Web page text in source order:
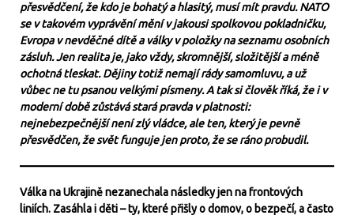
přesvědčení, že kdo je bohatý a hlasitý, musí mít pravdu. NATO
se v takovém vyprávění mění v jakousi spolkovou pokladničku,
Evropa v nevděčné dítě a války v položky na seznamu osobních
zásluh. Jen realita je, jako vždy, skromnější, složitější a méně
ochotná tleskat. Dějiny totiž nemají rády samomluvu, a už
vůbec ne tu psanou velkými písmeny. A tak si člověk říká, že i v
moderní době zůstává stará pravda v platnosti:
nejnebezpečnější není zlý vládce, ale ten, který je pevně
přesvědčen, že svět funguje jen proto, že se ráno probudil.
Válka na Ukrajině nezanechala následky jen na frontových
liniích. Zasáhla i děti – ty, které přišly o domov, o bezpečí, a často